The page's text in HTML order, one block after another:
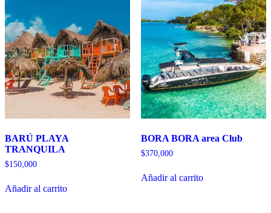
BARÚ PLAYA
TRANQUILA
$150,000
Añadir al carrito
BORA BORA area Club
$370,000
Añadir al carrito